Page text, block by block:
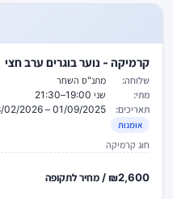
קרמיקה - נוער בוגרים ערב חצי
שלוחה:
מתנ"ס השחר
מתי:
שני 19:00–21:30
תאריכים:
01/09/2025 – 28/02/2026
אומנות
חוג קרמיקה
₪2,600 / מחיר לתקופה